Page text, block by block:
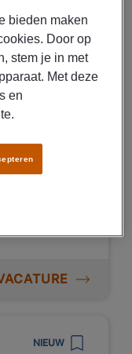
DHL
NIEUW
bieden maken
Door op
stem je in met
Met deze
en